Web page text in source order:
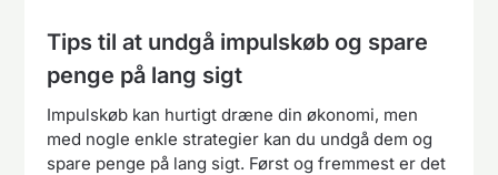
Tips til at undgå impulskøb og spare
penge på lang sigt
Impulskøb kan hurtigt dræne din økonomi, men
med nogle enkle strategier kan du undgå dem og
spare penge på lang sigt. Først og fremmest er det